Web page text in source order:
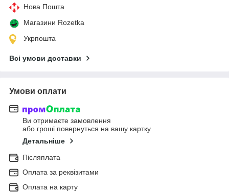
Нова Пошта
Магазини Rozetka
Укрпошта
Всі умови доставки
Умови оплати
Ви отримаєте замовлення
або гроші повернуться на вашу картку
Детальніше
Післяплата
Оплата за реквізитами
Оплата на карту